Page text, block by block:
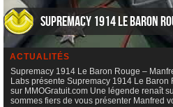
Supremacy 1914 Le Baron
ACTUALITÉS
Supremacy 1914 Le Baron Rouge –
Labs présente Supremacy 1914 Le
sur MMOGratuit.com Une légende renaît
sommes fiers de vous présenter Manfred